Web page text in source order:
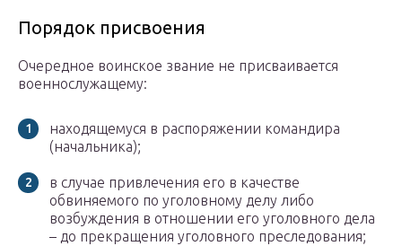
Порядок присвоения
Очередное воинское звание не присваивается
военнослужащему:
находящемуся в распоряжении командира
(начальника);
в случае привлечения его в качестве
обвиняемого по уголовному делу либо
возбуждения в отношении его уголовного дела
– до прекращения уголовного преследования;